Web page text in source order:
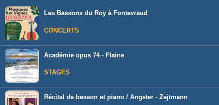
Les Bassons du Roy à Fontevraud
CONCERTS
Académie opus 74 - Flaine
STAGES
Récital de basson et piano / Angster - Zajtmann